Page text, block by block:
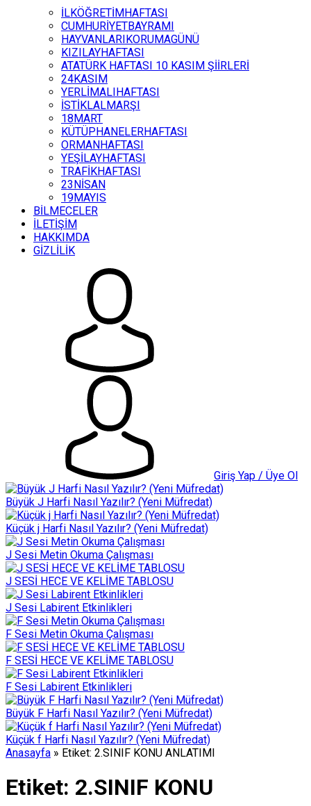
İLKÖĞRETİMHAFTASI
CUMHURİYETBAYRAMI
HAYVANLARIKORUMAGÜNÜ
KIZILAYHAFTASI
ATATÜRK HAFTASI 10 KASIM ŞİİRLERİ
24KASIM
YERLİMALIHAFTASI
İSTİKLALMARŞI
18MART
KÜTÜPHANELERHAFTASI
ORMANHAFTASI
YEŞİLAYHAFTASI
TRAFİKHAFTASI
23NİSAN
19MAYIS
BİLMECELER
İLETİŞİM
HAKKIMDA
GİZLİLİK
Giriş Yap / Üye Ol
Büyük J Harfi Nasıl Yazılır? (Yeni Müfredat)
Küçük j Harfi Nasıl Yazılır? (Yeni Müfredat)
J Sesi Metin Okuma Çalışması
J SESİ HECE VE KELİME TABLOSU
J Sesi Labirent Etkinlikleri
F Sesi Metin Okuma Çalışması
F SESİ HECE VE KELİME TABLOSU
F Sesi Labirent Etkinlikleri
Büyük F Harfi Nasıl Yazılır? (Yeni Müfredat)
Küçük f Harfi Nasıl Yazılır? (Yeni Müfredat)
Anasayfa » Etiket: 2.SINIF KONU ANLATIMI
Etiket: 2.SINIF KONU